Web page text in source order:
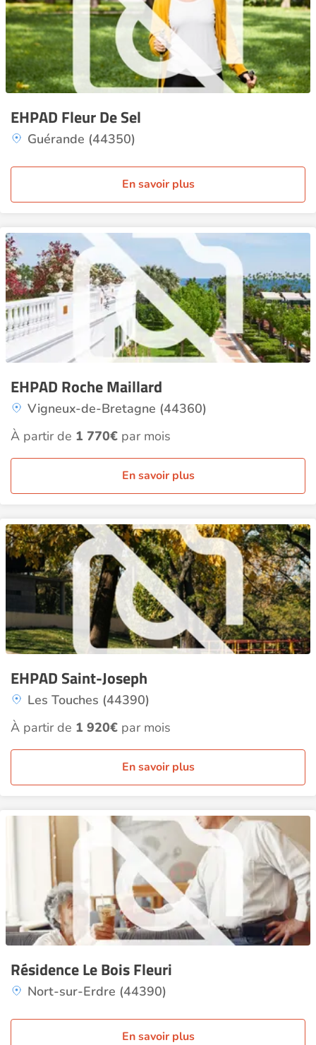
EHPAD Fleur De Sel
Guérande (44350)
En savoir plus
EHPAD Roche Maillard
Vigneux-de-Bretagne (44360)
À partir de 1 770€ par mois
En savoir plus
EHPAD Saint-Joseph
Les Touches (44390)
À partir de 1 920€ par mois
En savoir plus
Résidence Le Bois Fleuri
Nort-sur-Erdre (44390)
En savoir plus